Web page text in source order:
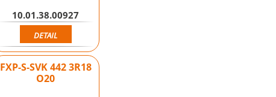
10.01.38.00927
DETAIL
FXP-S-SVK 442 3R18
O20